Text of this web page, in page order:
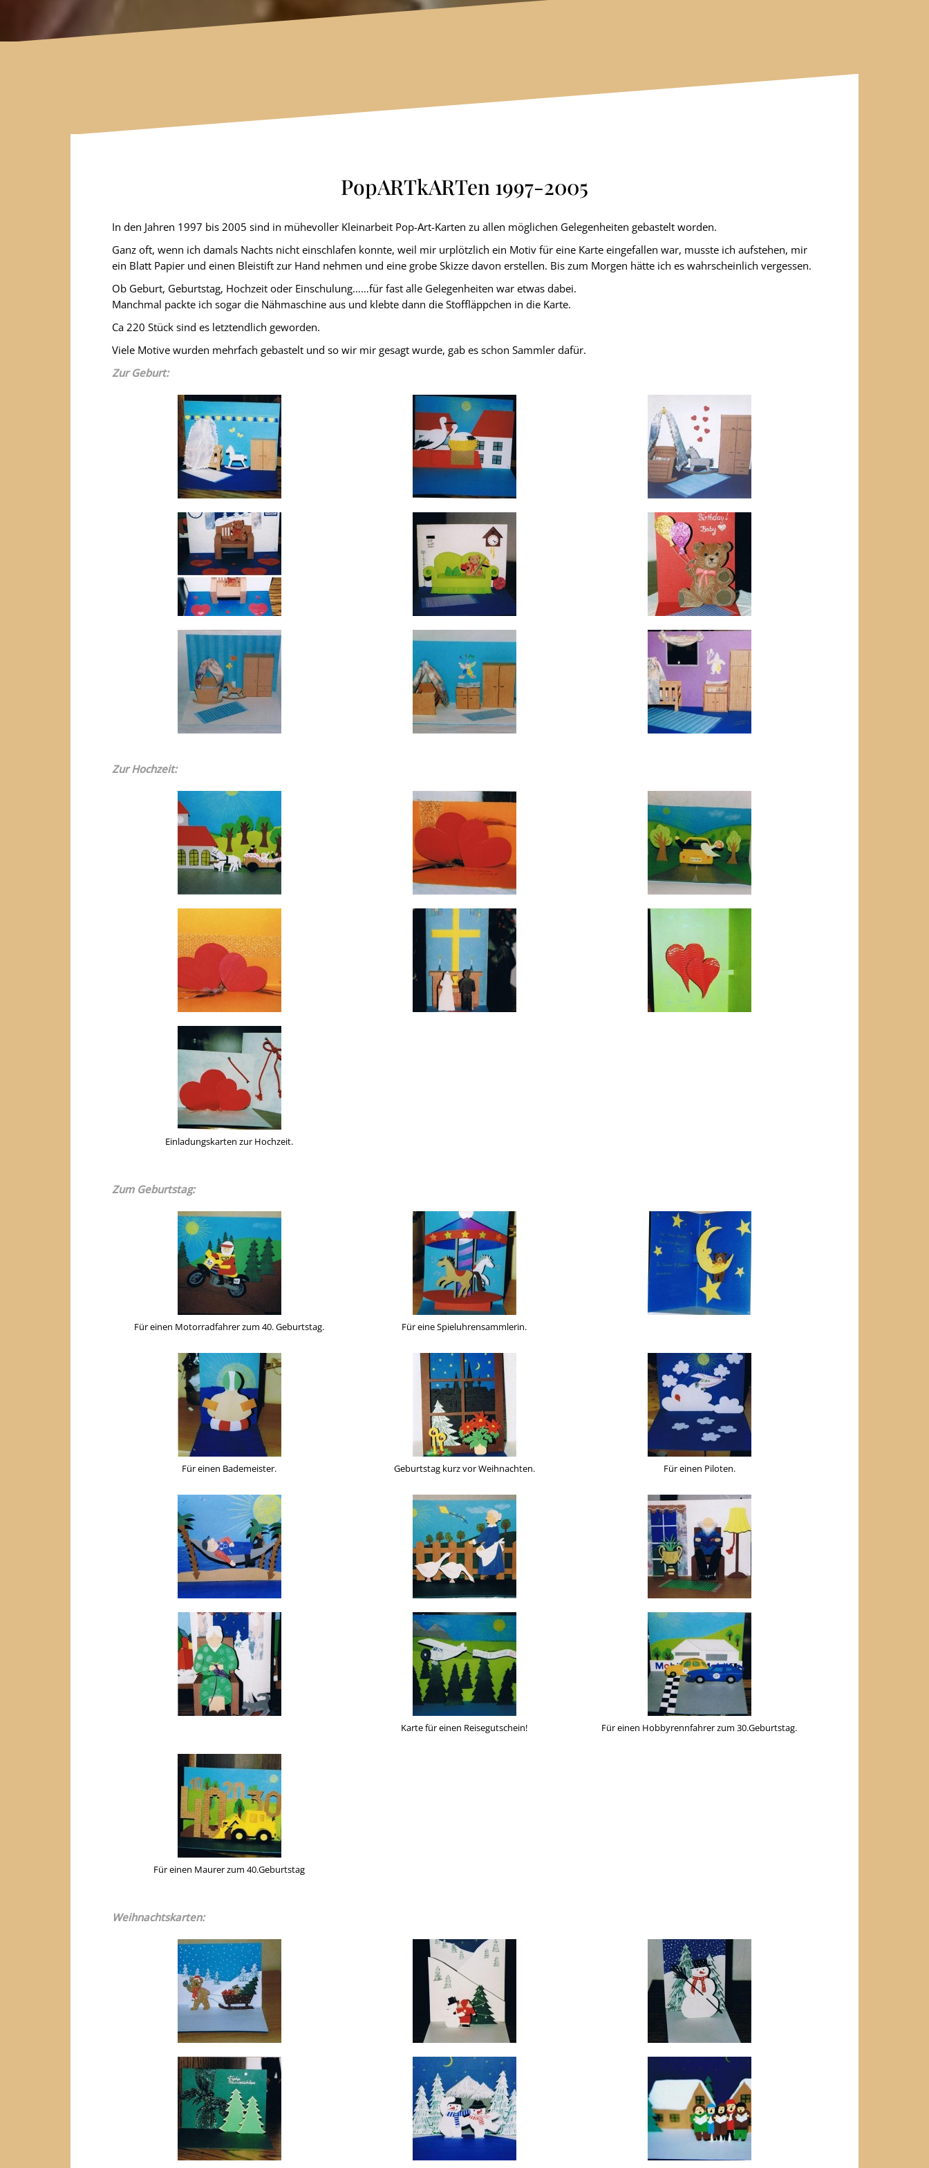
PopARTkARTen 1997-2005
In den Jahren 1997 bis 2005 sind in mühevoller Kleinarbeit Pop-Art-Karten zu allen möglichen Gelegenheiten gebastelt worden.
Ganz oft, wenn ich damals Nachts nicht einschlafen konnte, weil mir urplötzlich ein Motiv für eine Karte eingefallen war, musste ich aufstehen, mir
ein Blatt Papier und einen Bleistift zur Hand nehmen und eine grobe Skizze davon erstellen. Bis zum Morgen hätte ich es wahrscheinlich vergessen.
Ob Geburt, Geburtstag, Hochzeit oder Einschulung……für fast alle Gelegenheiten war etwas dabei.
Manchmal packte ich sogar die Nähmaschine aus und klebte dann die Stoffläppchen in die Karte.
Ca 220 Stück sind es letztendlich geworden.
Viele Motive wurden mehrfach gebastelt und so wir mir gesagt wurde, gab es schon Sammler dafür.
Zur Geburt:
Zur Hochzeit:
Einladungskarten zur Hochzeit.
Zum Geburtstag:
Für einen Motorradfahrer zum 40. Geburtstag. Für eine Spieluhrensammlerin.
Für einen Bademeister. Geburtstag kurz vor Weihnachten. Für einen Piloten.
Karte für einen Reisegutschein! Für einen Hobbyrennfahrer zum 30.Geburtstag.
Für einen Maurer zum 40.Geburtstag
Weihnachtskarten: